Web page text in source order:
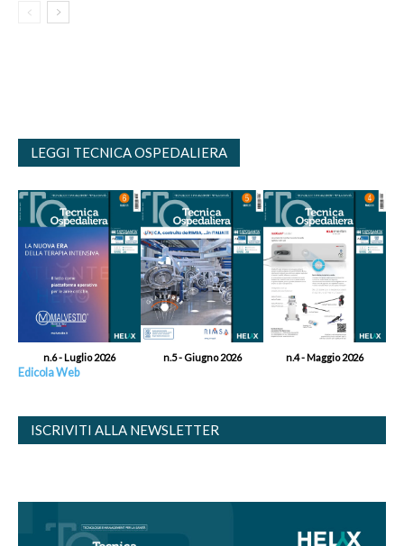
LEGGI TECNICA OSPEDALIERA
n.6 - Luglio 2026 n.5 - Giugno 2026 n.4 - Maggio 2026
Edicola Web
ISCRIVITI ALLA NEWSLETTER